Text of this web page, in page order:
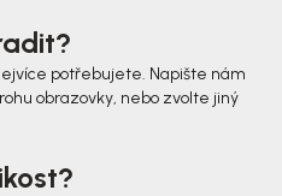
potřebujete. Napište nám
obrazovky, nebo zvolte jiný